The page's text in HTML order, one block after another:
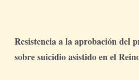
Resistencia a la aprobación del
sobre suicidio asistido en el